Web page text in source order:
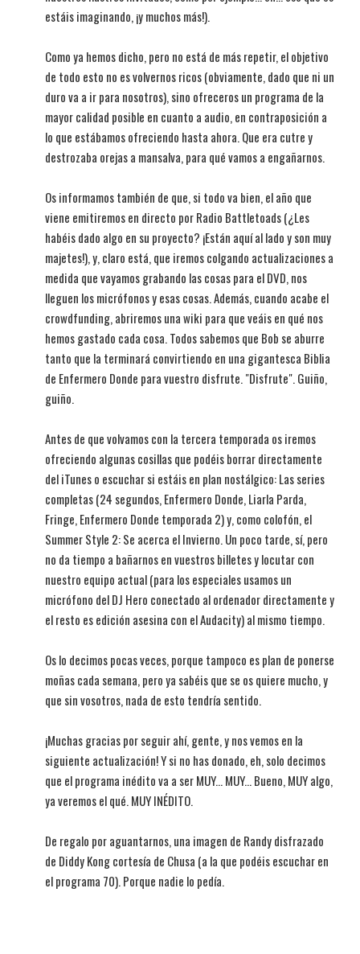
estáis imaginando, ¡y muchos más!).
Como ya hemos dicho, pero no está de más repetir, el objetivo
de todo esto no es volvernos ricos (obviamente, dado que ni un
duro va a ir para nosotros), sino ofreceros un programa de la
mayor calidad posible en cuanto a audio, en contraposición a
lo que estábamos ofreciendo hasta ahora. Que era cutre y
destrozaba orejas a mansalva, para qué vamos a engañarnos.
Os informamos también de que, si todo va bien, el año que
viene emitiremos en directo por Radio Battletoads (¿Les
habéis dado algo en su proyecto? ¡Están aquí al lado y son muy
majetes!), y, claro está, que iremos colgando actualizaciones a
medida que vayamos grabando las cosas para el DVD, nos
lleguen los micrófonos y esas cosas. Además, cuando acabe el
crowdfunding, abriremos una wiki para que veáis en qué nos
hemos gastado cada cosa. Todos sabemos que Bob se aburre
tanto que la terminará convirtiendo en una gigantesca Biblia
de Enfermero Donde para vuestro disfrute. "Disfrute". Guiño,
guiño.
Antes de que volvamos con la tercera temporada os iremos
ofreciendo algunas cosillas que podéis borrar directamente
del iTunes o escuchar si estáis en plan nostálgico: Las series
completas (24 segundos, Enfermero Donde, Liarla Parda,
Fringe, Enfermero Donde temporada 2) y, como colofón, el
Summer Style 2: Se acerca el Invierno. Un poco tarde, sí, pero
no da tiempo a bañarnos en vuestros billetes y locutar con
nuestro equipo actual (para los especiales usamos un
micrófono del DJ Hero conectado al ordenador directamente y
el resto es edición asesina con el Audacity) al mismo tiempo.
Os lo decimos pocas veces, porque tampoco es plan de ponerse
moñas cada semana, pero ya sabéis que se os quiere mucho, y
que sin vosotros, nada de esto tendría sentido.
¡Muchas gracias por seguir ahí, gente, y nos vemos en la
siguiente actualización! Y si no has donado, eh, solo decimos
que el programa inédito va a ser MUY... MUY... Bueno, MUY algo,
ya veremos el qué. MUY INÉDITO.
De regalo por aguantarnos, una imagen de Randy disfrazado
de Diddy Kong cortesía de Chusa (a la que podéis escuchar en
el programa 70). Porque nadie lo pedía.